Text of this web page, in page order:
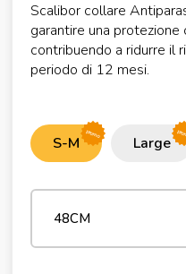
Scalibor collare
garantire una
contribuendo a ridurre il
periodo di 12 mesi.
S-M promo Large